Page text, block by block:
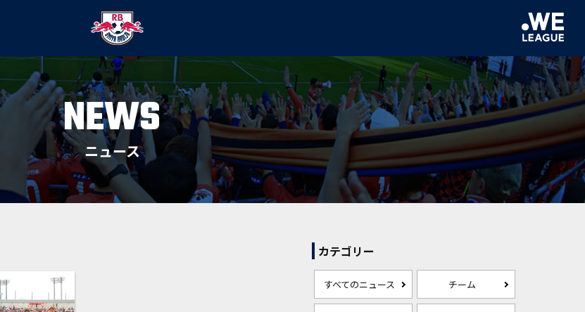
NEWS
ニュース
カテゴリー
すべてのニュース チーム